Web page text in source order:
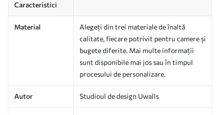
Caracteristici
Material
Alegeți din trei materiale de înaltă
calitate, fiecare potrivit pentru camere și
bugete diferite. Mai multe informații
sunt disponibile mai jos sau în timpul
procesului de personalizare.
Autor Studioul de design Uwalls